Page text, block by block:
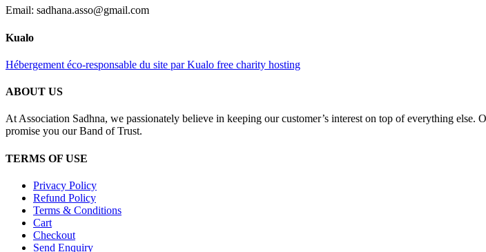
Email: sadhana.asso@gmail.com
Kualo
Hébergement éco-responsable du site par Kualo free charity hosting
ABOUT US
At Association Sadhna, we passionately believe in keeping our customer’s interest on top of everything
promise you our Band of Trust.
TERMS OF USE
Privacy Policy
Refund Policy
Terms & Conditions
Cart
Checkout
Send Enquiry